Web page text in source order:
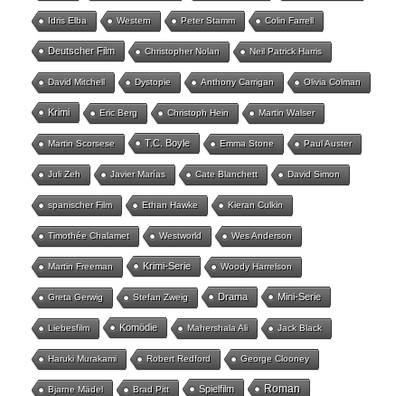
Idris Elba Western Peter Stamm Colin Farrell
Deutscher Film Christopher Nolan Neil Patrick Harris
David Mitchell Dystopie Anthony Carrigan Olivia Colman
Krimi Eric Berg Christoph Hein Martin Walser
Martin Scorsese T.C. Boyle Emma Stone Paul Auster
Juli Zeh Javier Marías Cate Blanchett David Simon
spanischer Film Ethan Hawke Kieran Culkin
Timothée Chalamet Westworld Wes Anderson
Martin Freeman Krimi-Serie Woody Harrelson
Greta Gerwig Stefan Zweig Drama Mini-Serie
Liebesfilm Komödie Mahershala Ali Jack Black
Haruki Murakami Robert Redford George Clooney
Bjarne Mädel Brad Pitt Spielfilm Roman